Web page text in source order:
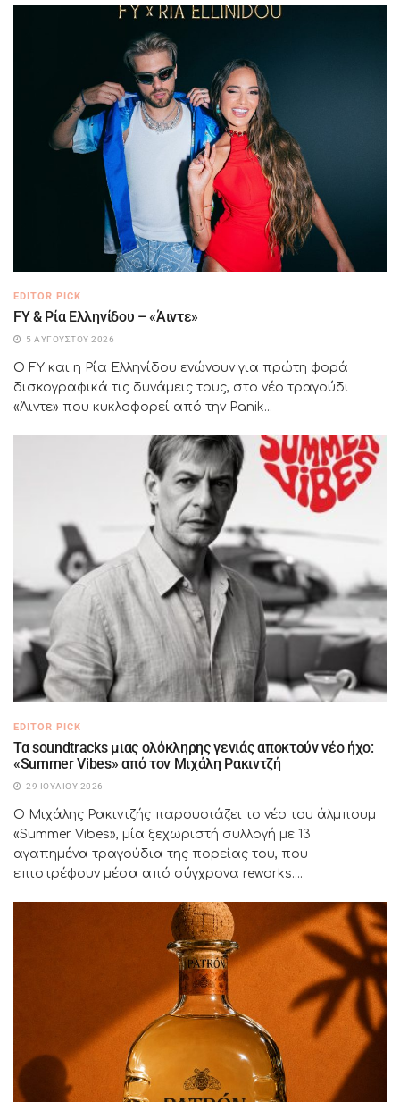
EDITOR PICK
FY & Ρία Ελληνίδου – «Άιντε»
5 ΑΥΓΟΎΣΤΟΥ 2026
Ο FY και η Ρία Ελληνίδου ενώνουν για πρώτη φορά
δισκογραφικά τις δυνάμεις τους, στο νέο τραγούδι
«Άιντε» που κυκλοφορεί από την Panik...
EDITOR PICK
Τα soundtracks μιας ολόκληρης γενιάς αποκτούν νέο ήχο:
«Summer Vibes» από τον Μιχάλη Ρακιντζή
29 ΙΟΥΛΊΟΥ 2026
Ο Μιχάλης Ρακιντζής παρουσιάζει το νέο του άλμπουμ
«Summer Vibes», μία ξεχωριστή συλλογή με 13
αγαπημένα τραγούδια της πορείας του, που
επιστρέφουν μέσα από σύγχρονα reworks....